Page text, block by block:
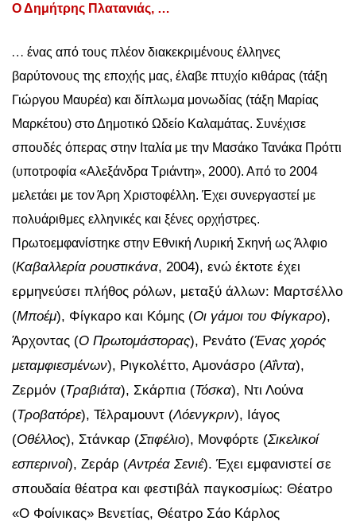
Ο Δημήτρης Πλατανιάς, …
… ένας από τους πλέον διακεκριμένους έλληνες
βαρύτονους της εποχής μας, έλαβε πτυχίο κιθάρας (τάξη
Γιώργου Μαυρέα) και δίπλωμα μονωδίας (τάξη Μαρίας
Μαρκέτου) στο Δημοτικό Ωδείο Καλαμάτας. Συνέχισε
σπουδές όπερας στην Ιταλία με την Μασάκο Τανάκα Πρόττι
(υποτροφία «Αλεξάνδρα Τριάντη», 2000). Από το 2004
μελετάει με τον Άρη Χριστοφέλλη. Έχει συνεργαστεί με
πολυάριθμες ελληνικές και ξένες ορχήστρες.
Πρωτοεμφανίστηκε στην Εθνική Λυρική Σκηνή ως Άλφιο
(Καβαλλερία ρουστικάνα, 2004), ενώ έκτοτε έχει
ερμηνεύσει πλήθος ρόλων, μεταξύ άλλων: Μαρτσέλλο
(Μποέμ), Φίγκαρο και Κόμης (Οι γάμοι του Φίγκαρο),
Άρχοντας (Ο Πρωτομάστορας), Ρενάτο (Ένας χορός
μεταμφιεσμένων), Ριγκολέττο, Αμονάσρο (Αΐντα),
Ζερμόν (Τραβιάτα), Σκάρπια (Τόσκα), Ντι Λούνα
(Τροβατόρε), Τέλραμουντ (Λόενγκριν), Ιάγος
(Οθέλλος), Στάνκαρ (Στιφέλιο), Μονφόρτε (Σικελικοί
εσπερινοί), Ζεράρ (Αντρέα Σενιέ). Έχει εμφανιστεί σε
σπουδαία θέατρα και φεστιβάλ παγκοσμίως: Θέατρο
«Ο Φοίνικας» Βενετίας, Θέατρο Σάο Κάρλος